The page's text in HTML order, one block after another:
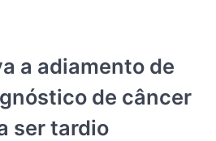
a adiamento de
de câncer
ser tardio